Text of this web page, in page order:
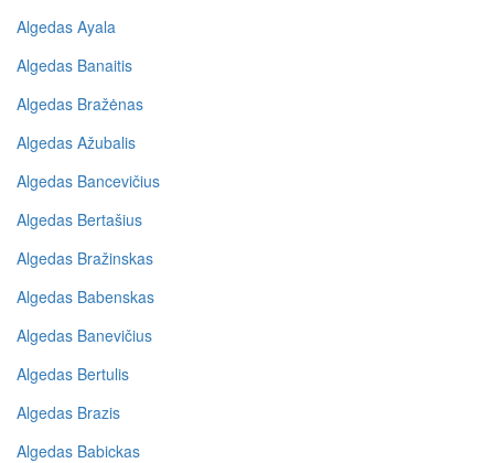
Algedas Ayala
Algedas Banaitis
Algedas Bražėnas
Algedas Ažubalis
Algedas Bancevičius
Algedas Bertašius
Algedas Bražinskas
Algedas Babenskas
Algedas Banevičius
Algedas Bertulis
Algedas Brazis
Algedas Babickas